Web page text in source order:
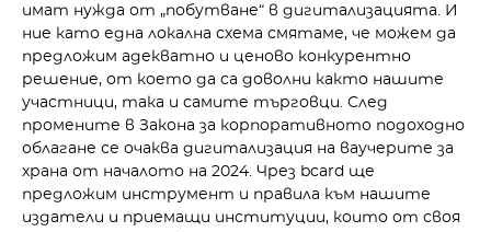
имат нужда от „побутване“ в дигитализацията. И
ние като една локална схема смятаме, че можем да
предложим адекватно и ценово конкурентно
решение, от което да са доволни както нашите
участници, така и самите търговци. След
промените в Закона за корпоративното подоходно
облагане се очаква дигитализация на ваучерите за
храна от началото на 2024. Чрез bcard ще
предложим инструмент и правила към нашите
издатели и приемащи институции, които от своя